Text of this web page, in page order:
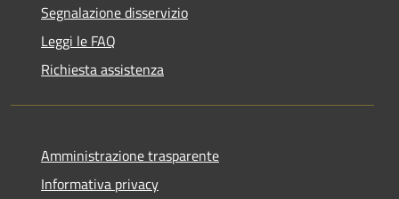
Segnalazione disservizio
Leggi le FAQ
Richiesta assistenza
Amministrazione trasparente
Informativa privacy